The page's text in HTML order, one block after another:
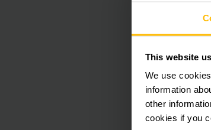
This website
We use
information
other
cookies if you
Vigold